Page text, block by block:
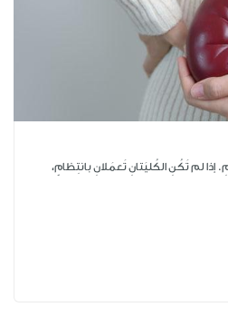
إذا لم تَكُنِ الكُليَتانِ تَعمَلانِ بانتِظامٍ،